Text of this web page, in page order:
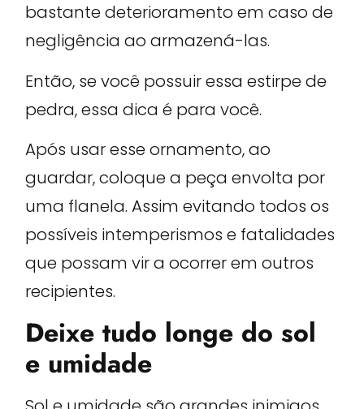
bastante deterioramento em caso de
negligência ao armazená-las.
Então, se você possuir essa estirpe de
pedra, essa dica é para você.
Após usar esse ornamento, ao
guardar, coloque a peça envolta por
uma flanela. Assim evitando todos os
possíveis intemperismos e fatalidades
que possam vir a ocorrer em outros
recipientes.
Deixe tudo longe do sol
e umidade